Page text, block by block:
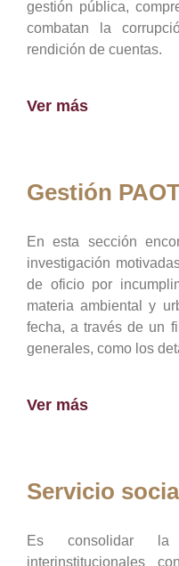
gestión pública,
combatan la
rendición de cuentas.
Ver más
Gestión
En esta sección
investigación
de oficio por
materia ambiental y
fecha, a través de un
generales, como los
Ver más
Servicio
Es consolidar la
interinstitucionales